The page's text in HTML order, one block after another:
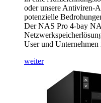
oder unsere Antiviren-
potenzielle
Der NAS Pro 4-bay
User und
weiter